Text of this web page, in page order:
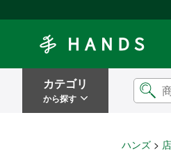
カテゴリ
から探す
ハンズ